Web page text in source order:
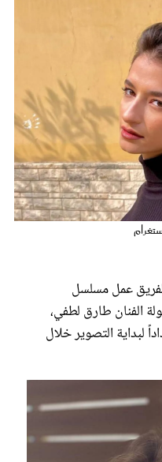
لفريق عمل مسلسل
الفنان طارق لطفي،
لبداية التصوير خلال